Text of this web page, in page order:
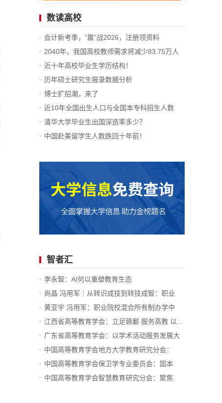
数读高校
会计新考季，“赢”战2026，注册领资料
2040年，我国高校教师需求将减少83.75万人
近十年高校毕业生学历结构！
历年硕士研究生报录数据分析
博士扩招潮，来了
近10年全国出生人口与全国本专科招生人数
清华大学毕业生出国深造率多少？
中国赴美留学生人数跌回十年前！
智者汇
李永智：AI何以重塑教育生态
尚晶 冯用军｜从转识成技到转技成智：职业
教...
黄亚宇 冯用军：职业院校混合所有制办学中
企...
江西省高等教育学会：立足赣鄱 服务高教 以...
广东省高等教育学会：以学术活动服务发展大
局
中国高等教育学会地方大学教育研究分会：
坚...
中国高等教育学会保卫学专业委员会：固本
强...
中国高等教育学会智慧教育研究分会：聚焦